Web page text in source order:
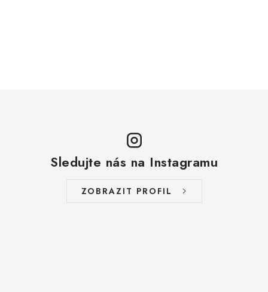
Sledujte nás na Instagramu
ZOBRAZIT PROFIL